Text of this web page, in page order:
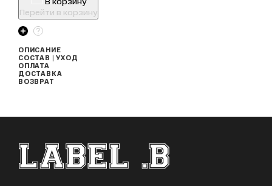
Перейти в корзину
ОПИСАНИЕ
СОСТАВ | УХОД
ОПЛАТА
ДОСТАВКА
ВОЗВРАТ
ФУТЕР САЙТА